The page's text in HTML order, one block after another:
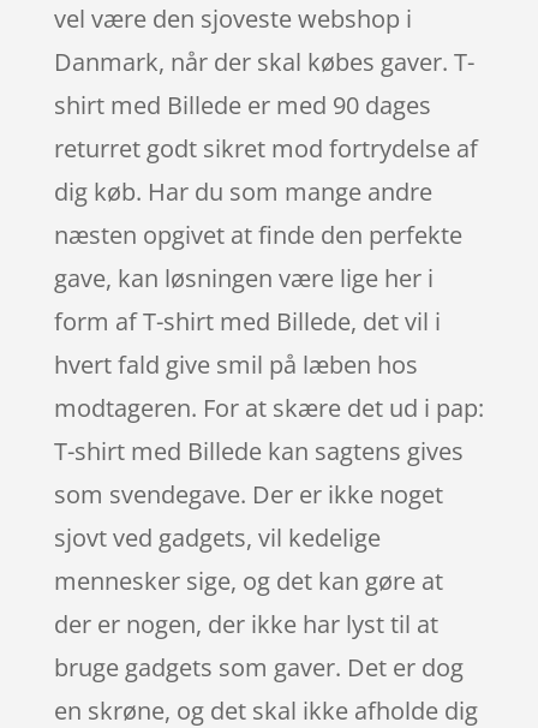
vel være den sjoveste webshop i
Danmark, når der skal købes gaver. T-
shirt med Billede er med 90 dages
returret godt sikret mod fortrydelse af
dig køb. Har du som mange andre
næsten opgivet at finde den perfekte
gave, kan løsningen være lige her i
form af T-shirt med Billede, det vil i
hvert fald give smil på læben hos
modtageren. For at skære det ud i pap:
T-shirt med Billede kan sagtens gives
som svendegave. Der er ikke noget
sjovt ved gadgets, vil kedelige
mennesker sige, og det kan gøre at
der er nogen, der ikke har lyst til at
bruge gadgets som gaver. Det er dog
en skrøne, og det skal ikke afholde dig